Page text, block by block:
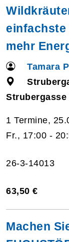
mehr
Tamara
Strubergasse
1 Termine,
Fr., 17:00 -
26-3-14013
63,50 €
Machen